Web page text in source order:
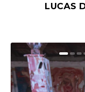
LUCAS